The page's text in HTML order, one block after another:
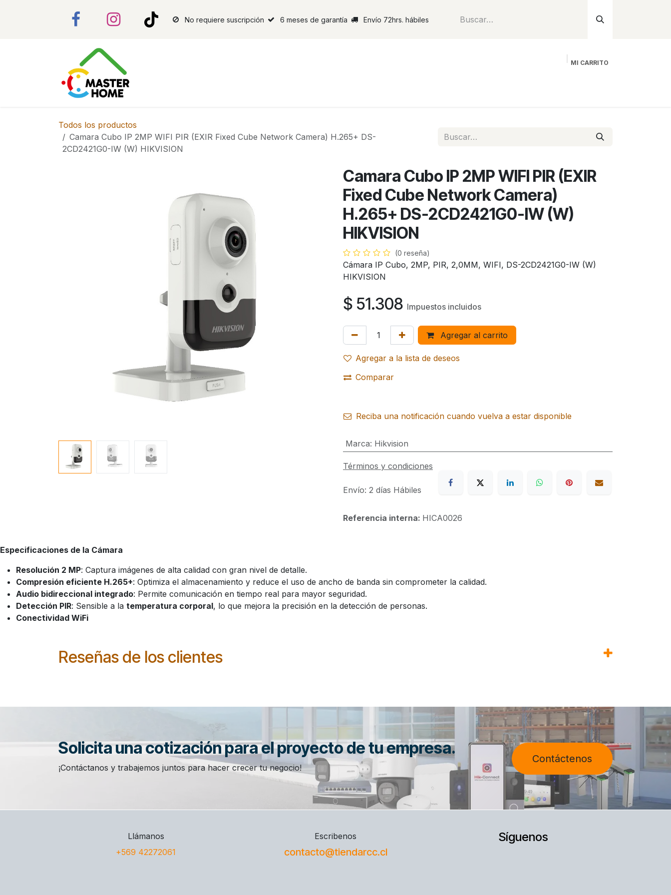
No requiere suscripción 6 meses de garantía Envío 72hrs. hábiles
MI CARRITO
Todos los productos
Camara Cubo IP 2MP WIFI PIR (EXIR Fixed Cube Network Camera) H.265+ DS-
2CD2421G0-IW (W) HIKVISION
Camara Cubo IP 2MP WIFI PIR (EXIR
Fixed Cube Network Camera)
H.265+ DS-2CD2421G0-IW (W)
HIKVISION
(0 reseña)
Cámara IP Cubo, 2MP, PIR, 2,0MM, WIFI, DS-2CD2421G0-IW (W)
HIKVISION
$ 51.308 Impuestos incluidos
Agregar al carrito
Agregar a la lista de deseos
Comparar
Reciba una notificación cuando vuelva a estar disponible
Marca: Hikvision
Términos y condiciones
Envío: 2 días Hábiles
Referencia interna: HICA0026
Especificaciones de la Cámara
Resolución 2 MP: Captura imágenes de alta calidad con gran nivel de detalle.
Compresión eficiente H.265+: Optimiza el almacenamiento y reduce el uso de ancho de banda sin comprometer la calidad.
Audio bidireccional integrado: Permite comunicación en tiempo real para mayor seguridad.
Detección PIR: Sensible a la temperatura corporal, lo que mejora la precisión en la detección de personas.
Conectividad WiFi
Reseñas de los clientes
Solicita una cotización para el proyecto de tu empresa.
¡Contáctanos y trabajemos juntos para hacer crecer tu negocio!
Contáctenos
Llámanos
+569 42272061
Escribenos
contacto@tiendarcc.cl
Síguenos